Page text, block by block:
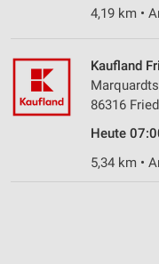
4,19 km •
Kaufland
86316
Heute
5,34 km •